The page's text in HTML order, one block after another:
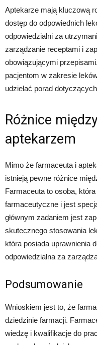
Aptekarze mają kluczową
dostęp do odpowiednich
odpowiedzialni za
zarządzanie receptami i
obowiązującymi
pacjentom w zakresie
udzielać porad
Różnice
aptekarzem
Mimo że farmaceuta i
istnieją pewne różnice
Farmaceuta to osoba,
farmaceutyczne i jest
głównym zadaniem jest
skutecznego stosowania
która posiada uprawnienia
odpowiedzialna za
Podsumowanie
Wnioskiem jest to, że
dziedzinie farmacji.
wiedzę i kwalifikacje do